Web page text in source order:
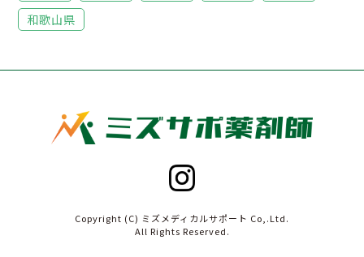
和歌山県
Copyright (C) ミズメディカルサポート Co,.Ltd.
All Rights Reserved.